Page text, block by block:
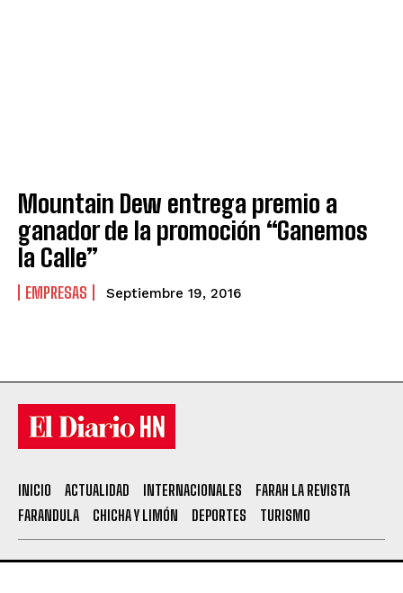
Mountain Dew entrega premio a
ganador de la promoción “Ganemos
la Calle”
EMPRESAS Septiembre 19, 2016
INICIO ACTUALIDAD INTERNACIONALES
FARAH LA REVISTA
FARANDULA
CHICHA Y LIMÓN DEPORTES TURISMO